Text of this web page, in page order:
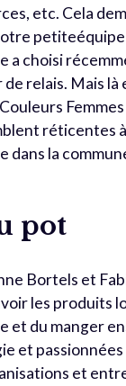
etc. Cela
petiteéquipe
choisi
relais. Mais
réticentes
dans la
pot
Bortels et
les produits
du manger
et
et